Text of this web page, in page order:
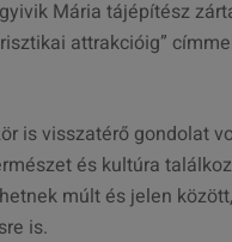
Mária tájépítész
attrakcióig”
is visszatérő gondolat
és kultúra
múlt és jelen
is.